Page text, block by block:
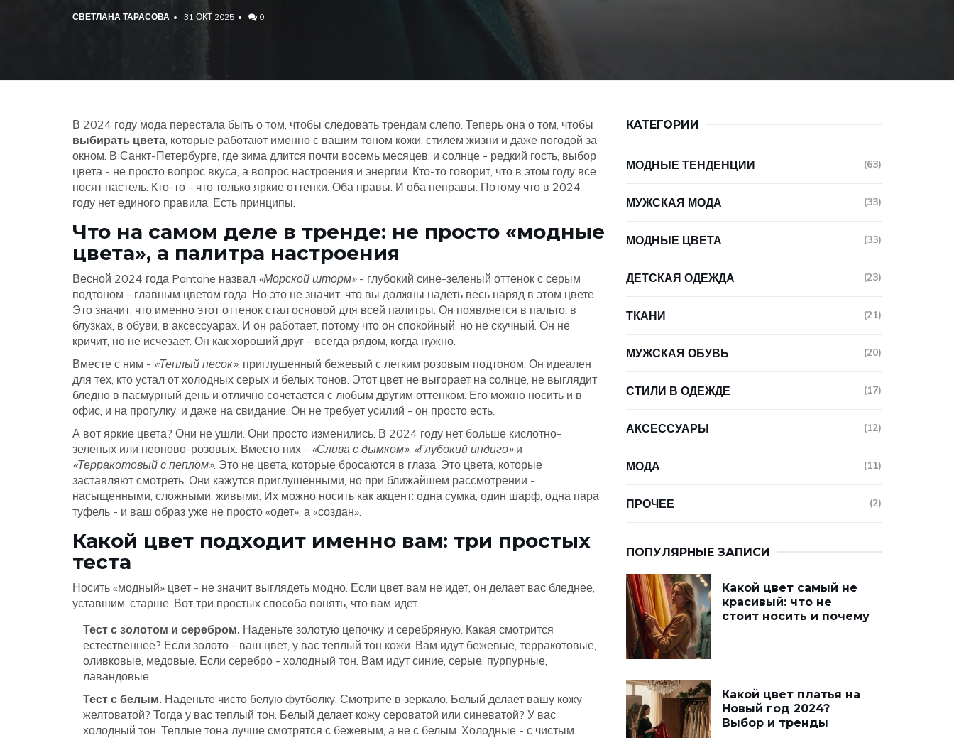
СВЕТЛАНА ТАРАСОВА 31 ОКТ 2025 0
В 2024 году мода перестала быть о том, чтобы следовать трендам слепо. Теперь она о том, чтобы
выбирать цвета, которые работают именно с вашим тоном кожи, стилем жизни и даже погодой за
окном. В Санкт-Петербурге, где зима длится почти восемь месяцев, и солнце - редкий гость, выбор
цвета - не просто вопрос вкуса, а вопрос настроения и энергии. Кто-то говорит, что в этом году все
носят пастель. Кто-то - что только яркие оттенки. Оба правы. И оба неправы. Потому что в 2024
году нет единого правила. Есть принципы.
Что на самом деле в тренде: не просто «модные
цвета», а палитра настроения
Весной 2024 года Pantone назвал «Морской шторм»- глубокий сине-зеленый оттенок с серым
подтоном - главным цветом года. Но это не значит, что вы должны надеть весь наряд в этом цвете.
Это значит, что именно этот оттенок стал основой для всей палитры. Он появляется в пальто, в
блузках, в обуви, в аксессуарах. И он работает, потому что он спокойный, но не скучный. Он не
кричит, но не исчезает. Он как хороший друг - всегда рядом, когда нужно.
Вместе с ним - «Теплый песок», приглушенный бежевый с легким розовым подтоном. Он идеален
для тех, кто устал от холодных серых и белых тонов. Этот цвет не выгорает на солнце, не выглядит
бледно в пасмурный день и отлично сочетается с любым другим оттенком. Его можно носить и в
офис, и на прогулку, и даже на свидание. Он не требует усилий - он просто есть.
А вот яркие цвета? Они не ушли. Они просто изменились. В 2024 году нет больше кислотно-
зеленых или неоново-розовых. Вместо них - «Слива с дымком», «Глубокий индиго»и
«Терракотовый с пеплом». Это не цвета, которые бросаются в глаза. Это цвета, которые
заставляют смотреть. Они кажутся приглушенными, но при ближайшем рассмотрении -
насыщенными, сложными, живыми. Их можно носить как акцент: одна сумка, один шарф, одна пара
туфель - и ваш образ уже не просто «одет», а «создан».
Какой цвет подходит именно вам: три простых
теста
Носить «модный» цвет - не значит выглядеть модно. Если цвет вам не идет, он делает вас бледнее,
уставшим, старше. Вот три простых способа понять, что вам идет.
Тест с золотом и серебром. Наденьте золотую цепочку и серебряную. Какая смотрится
естественнее? Если золото - ваш цвет, у вас теплый тон кожи. Вам идут бежевые, терракотовые,
оливковые, медовые. Если серебро - холодный тон. Вам идут синие, серые, пурпурные,
лавандовые.
Тест с белым. Наденьте чисто белую футболку. Смотрите в зеркало. Белый делает вашу кожу
желтоватой? Тогда у вас теплый тон. Белый делает кожу сероватой или синеватой? У вас
холодный тон. Теплые тона лучше смотрятся с бежевым, а не с белым. Холодные - с чистым
КАТЕГОРИИ
МОДНЫЕ ТЕНДЕНЦИИ (63)
МУЖСКАЯ МОДА (33)
МОДНЫЕ ЦВЕТА (33)
ДЕТСКАЯ ОДЕЖДА (23)
ТКАНИ (21)
МУЖСКАЯ ОБУВЬ (20)
СТИЛИ В ОДЕЖДЕ (17)
АКСЕССУАРЫ (12)
МОДА (11)
ПРОЧЕЕ (2)
ПОПУЛЯРНЫЕ ЗАПИСИ
Какой цвет самый не
красивый: что не
стоит носить и почему
Какой цвет платья на
Новый год 2024?
Выбор и тренды